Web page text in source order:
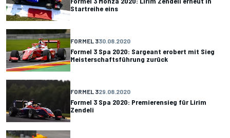
Startreihe eins
FORMEL 330.08.2020
Formel 3 Spa 2020: Sargeant erobert mit Sieg
Meisterschaftsführung zurück
FORMEL 329.08.2020
Formel 3 Spa 2020: Premierensieg für Lirim
Zendeli